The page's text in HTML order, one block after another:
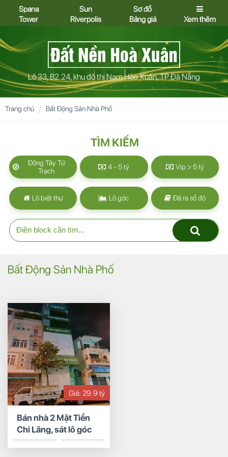
Spana
Tower
Sun
Riverpolis
Sơ đồ
Bảng giá
Xem thêm
Lô 33, B2.24, khu đô thị Nam Hòa Xuân, TP Đà Nẵng
Trang chủ Bất Động Sản Nhà Phố
TÌM KIẾM
Đông Tây Tứ
Trạch
4 - 5 tỷ Vip > 5 tỷ
Lô biệt thự Lô góc Đã ra sổ đỏ
Bất Động Sản Nhà Phố
Giá: 29.9 tỷ
Bán nhà 2 Mặt Tiền
Chi Lăng, sát lô góc
ngã 4 Lê Duẩn